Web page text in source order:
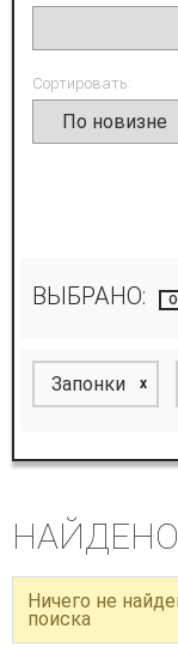
Сортировать:
ВЫБРАНО:
Запонки x
НАЙДЕНО
Ничего не
поиска